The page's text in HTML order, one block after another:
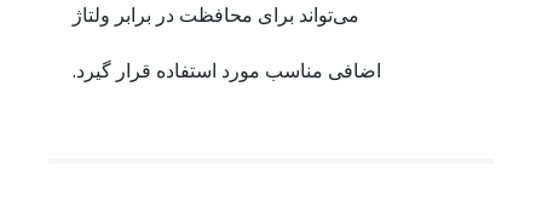
می‌تواند برای محافظت در برابر ولتاژ
اضافی مناسب مورد استفاده قرار گیرد.